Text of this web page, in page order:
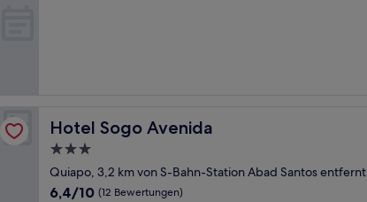
Hotel Sogo Avenida
Hotel Sogo Avenida
3.0-
Sterne-
Unterkunft
Quiapo, 3,2 km von S-Bahn-Station Abad Santos entfernt
6.4
6,4/10 (12 Bewertungen)